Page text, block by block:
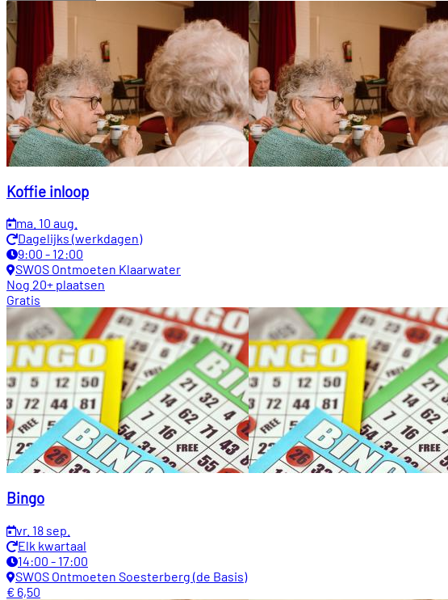
Activiteiten
Koffie inloop
ma. 10 aug.
Dagelijks (werkdagen)
9:00 - 12:00
SWOS Ontmoeten Klaarwater
Nog 20+ plaatsen
Gratis
Bingo
vr. 18 sep.
Elk kwartaal
14:00 - 17:00
SWOS Ontmoeten Soesterberg (de Basis)
€ 6,50